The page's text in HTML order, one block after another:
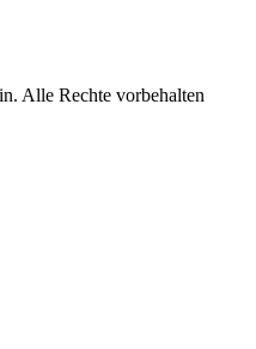
Alle Rechte vorbehalten